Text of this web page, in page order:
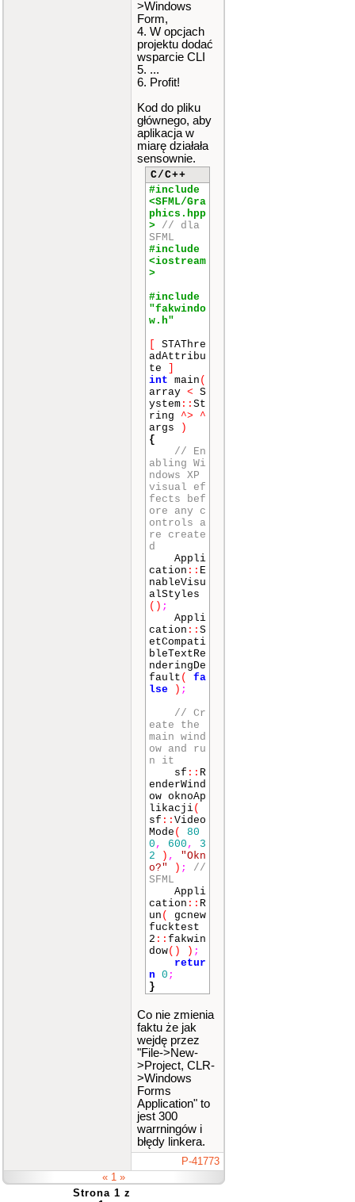
>Windows
Form,
4. W opcjach
projektu dodać
wsparcie CLI
5. ...
6. Profit!
Kod do pliku
głównego, aby
aplikacja w
miarę działała
sensownie.
C/C++
#include
<SFML/Gra
phics.hpp
> // dla
SFML
#include
<iostream
>
#include
"fakwindo
w.h"
STAThre
adAttribu
te
int main (
array < S
ystem :: St
ring ^>
^
args
)
{
// En
abling Wi
ndows XP
visual ef
fects bef
ore any c
ontrols a
re create
d
Appli
cation :: E
nableVisu
alStyles
() ;
Appli
cation :: S
etCompati
bleTextRe
nderingDe
fault (
fa
lse
) ;
// Cr
eate the
main wind
ow and ru
n it
sf :: R
enderWind
ow oknoAp
likacji(
sf :: Video
Mode (
80
0 , 600 ,
3
2
) ,
"Okn
o?"
) ;
//
SFML
Appli
cation :: R
un (
gcnew
fucktest
2 :: fakwin
dow() ) ;
retur
n 0 ;
}
Co nie zmienia
faktu że jak
wejdę przez
"File->New-
>Project, CLR-
>Windows
Forms
Application" to
jest 300
warrningów i
błędy linkera.
P-41773
« 1 »
Strona 1 z